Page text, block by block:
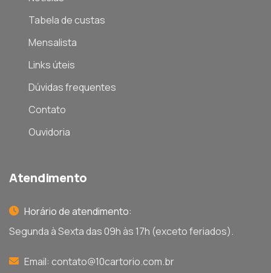
Tabela de custas
Mensalista
Links úteis
Dúvidas frequentes
Contato
Ouvidoria
Atendimento
Horário de atendimento:
Segunda à Sexta das 09h às 17h (exceto feriados).
Email: contato@10cartorio.com.br